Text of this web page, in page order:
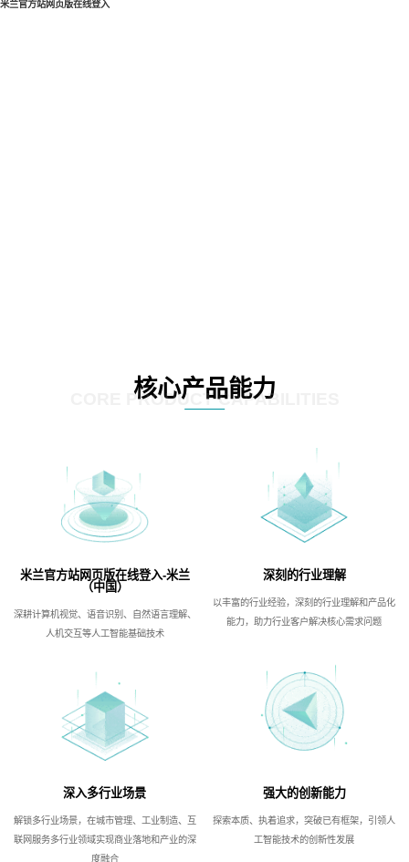
米兰官方站网页版在线登入
核心产品能力
CORE PRODUCT CAPABILITIES
米兰官方站网页版在线登入-米兰
（中国）
深耕计算机视觉、语音识别、自然语言理解、
人机交互等人工智能基础技术
深刻的行业理解
以丰富的行业经验，深刻的行业理解和产品化
能力，助力行业客户解决核心需求问题
深入多行业场景
解锁多行业场景，在城市管理、工业制造、互
联网服务多行业领域实现商业落地和产业的深
度融合
强大的创新能力
探索本质、执着追求，突破已有框架，引领人
工智能技术的创新性发展